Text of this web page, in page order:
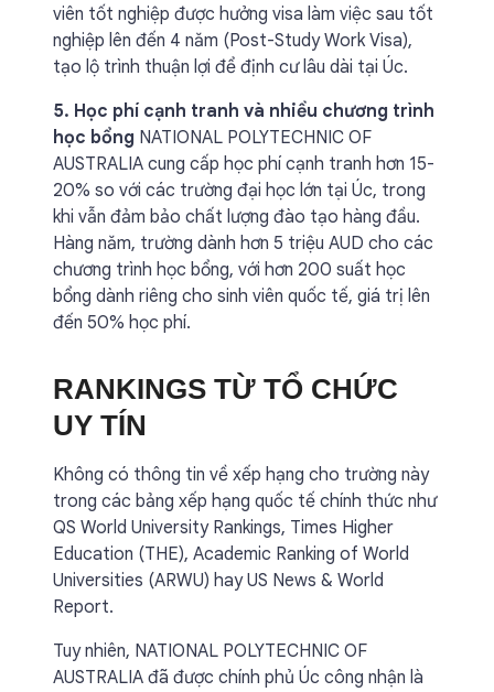
viên tốt nghiệp được hưởng visa làm việc sau tốt
nghiệp lên đến 4 năm (Post-Study Work Visa),
tạo lộ trình thuận lợi để định cư lâu dài tại Úc.
5. Học phí cạnh tranh và nhiều chương trình
học bổng NATIONAL POLYTECHNIC OF
AUSTRALIA cung cấp học phí cạnh tranh hơn 15-
20% so với các trường đại học lớn tại Úc, trong
khi vẫn đảm bảo chất lượng đào tạo hàng đầu.
Hàng năm, trường dành hơn 5 triệu AUD cho các
chương trình học bổng, với hơn 200 suất học
bổng dành riêng cho sinh viên quốc tế, giá trị lên
đến 50% học phí.
RANKINGS TỪ TỔ CHỨC
UY TÍN
Không có thông tin về xếp hạng cho trường này
trong các bảng xếp hạng quốc tế chính thức như
QS World University Rankings, Times Higher
Education (THE), Academic Ranking of World
Universities (ARWU) hay US News & World
Report.
Tuy nhiên, NATIONAL POLYTECHNIC OF
AUSTRALIA đã được chính phủ Úc công nhận là